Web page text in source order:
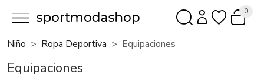
0
Niño Ropa Deportiva Equipaciones
Equipaciones